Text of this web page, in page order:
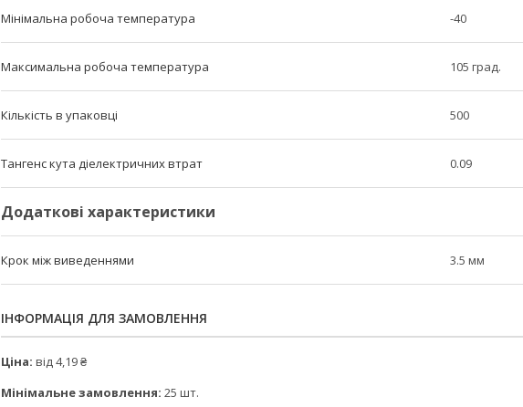
Мінімальна робоча температура -40
Максимальна робоча температура 105 град.
Кількість в упаковці 500
Тангенс кута діелектричних втрат 0.09
Додаткові характеристики
Крок між виведеннями 3.5 мм
ІНФОРМАЦІЯ ДЛЯ ЗАМОВЛЕННЯ
Ціна: від 4,19 ₴
Мінімальне замовлення: 25 шт.